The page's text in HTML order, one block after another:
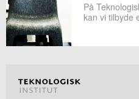
Skriv til mig
På
kan vi tilbyde